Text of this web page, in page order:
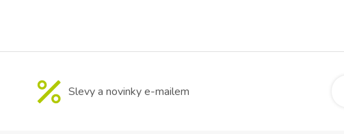
Slevy a novinky e-mailem